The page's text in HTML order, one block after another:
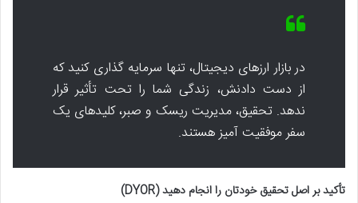
در بازار ارزهای دیجیتال، تنها سرمایه گذاری کنید که
از دست دادنش، زندگی شما را تحت تأثیر قرار
ندهد. تحقیق، مدیریت ریسک و صبر، کلیدهای یک
سفر موفقیت آمیز هستند.
تأکید بر اصل تحقیق خودتان را انجام دهید (DYOR)